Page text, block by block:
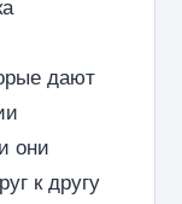
дают
они
к другу